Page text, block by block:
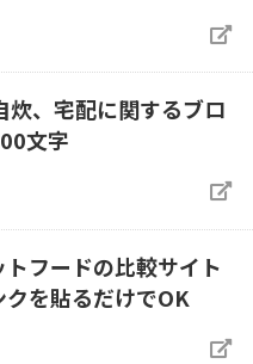
炊、宅配に関するブロ
文字
トフードの比較サイト
を貼るだけでOK